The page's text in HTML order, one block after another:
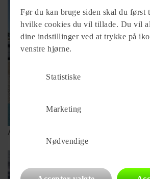
Adria Alpina 583 LP
Før du kan bruge siden skal du først
hvilke cookies du vil tillade. Du vil
dine indstillinger ved at trykke på
venstre hjørne.
Statistiske
Marketing
Nødvendige